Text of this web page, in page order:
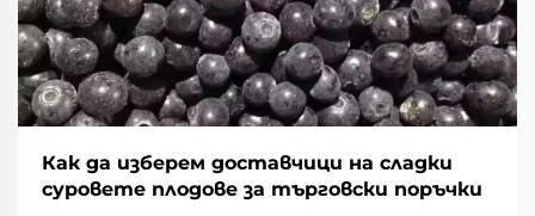
Как да изберем доставчици на сладки
суровете плодове за търговски поръчки